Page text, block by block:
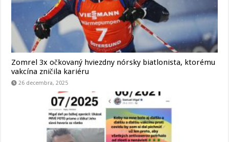
Zomrel 3x očkovaný hviezdny nórsky biatlonista, ktorému
vakcína zničila kariéru
26 decembra, 2025